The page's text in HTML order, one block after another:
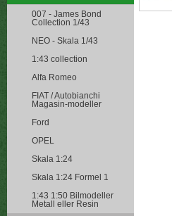
007 - James Bond
Collection 1/43
NEO - Skala 1/43
1:43 collection
Alfa Romeo
FIAT / Autobianchi
Magasin-modeller
Ford
OPEL
Skala 1:24
Skala 1:24 Formel 1
1:43 1:50 Bilmodeller
Metall eller Resin